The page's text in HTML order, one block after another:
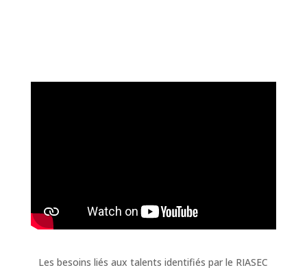
Les besoins liés aux talents identifiés par le RIASEC